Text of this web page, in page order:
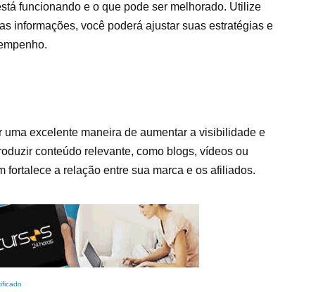
funcionando e o que pode ser melhorado. Utilize
informações, você poderá ajustar suas estratégias e
excelente maneira de aumentar a visibilidade e
conteúdo relevante, como blogs, vídeos ou
fortalece a relação entre sua marca e os afiliados.